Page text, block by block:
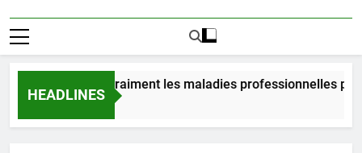
HEADLINES
coûtent vraiment les maladies professionnelles pour un
Ago